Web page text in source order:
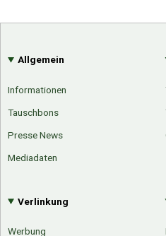
Allgemein
Informationen
Tauschbons
Presse News
Mediadaten
Verlinkung
Werbung